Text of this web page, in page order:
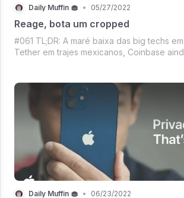
Daily Muffin 🧁 • 05/27/2022
Reage, bota um cropped
#061 TL;DR: A maré baixa das big techs
Tether em trajes mexicanos, Coinbase
Mercado Crypto precisando compr
Daily Muffin 🧁 • 06/23/2022